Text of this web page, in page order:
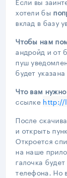
хотели бы
вклад в базу
Чтобы нам
андройд и от
пуш
будет
Что вам
ссылке http://
После
и открыть
Откроется
на наше
галочка
телефона. Но